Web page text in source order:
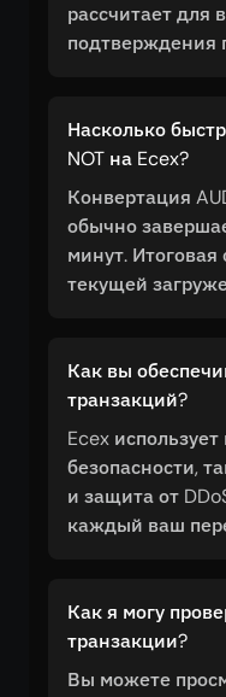
рассчитает для
подтверждения
Насколько
NOT на Ecex?
Конвертация
обычно
минут. Итоговая
текущей
Как вы
транзакций?
Ecex
безопасности,
и защита от
каждый ваш
Как я могу
транзакции?
Вы можете